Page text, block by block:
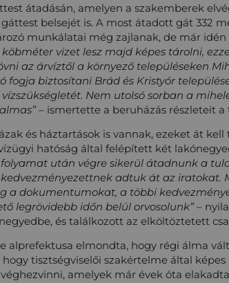
átadásán, amelyen a szakemberek
belsejét is. A most átadott gát 332
munkálatai még zajlanak, de már
vizet lesz majd képes tárolni,
az árvíztől a környező településeken
fogja biztosítani Brád és Kristyór
Nem utolsó sorban a
– ismertette a beruházás részleteit a
és háztartások is vannak, ezeket át
hatóság által felépített két
folyamat után végre sikerül átadnunk a
adtuk át az iratokat.
a dokumentumokat, a többi
legrövidebb időn belül orvosolunk” –
és találkozott az elköltöztetett
alprefektusa elmondta, hogy régi álma
tisztségviselői szakértelme által
amelyek már évek óta